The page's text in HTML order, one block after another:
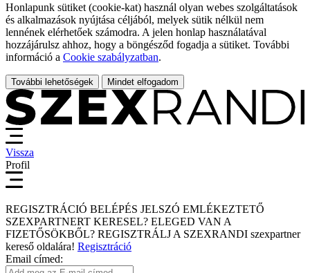
Honlapunk sütiket (cookie-kat) használ olyan webes szolgáltatások
és alkalmazások nyújtása céljából, melyek sütik nélkül nem
lennének elérhetőek számodra. A jelen honlap használatával
hozzájárulsz ahhoz, hogy a böngésződ fogadja a sütiket. További
információ a Cookie szabályzatban.
További lehetőségek Mindet elfogadom
Vissza
Profil
REGISZTRÁCIÓ BELÉPÉS JELSZÓ EMLÉKEZTETŐ
SZEXPARTNERT KERESEL? ELEGED VAN A
FIZETŐSÖKBŐL? REGISZTRÁLJ A SZEXRANDI szexpartner
kereső oldalára! Regisztráció
Email címed: